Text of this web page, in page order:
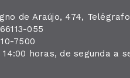
de Araújo, 474,
055
7500
horas, de segunda a